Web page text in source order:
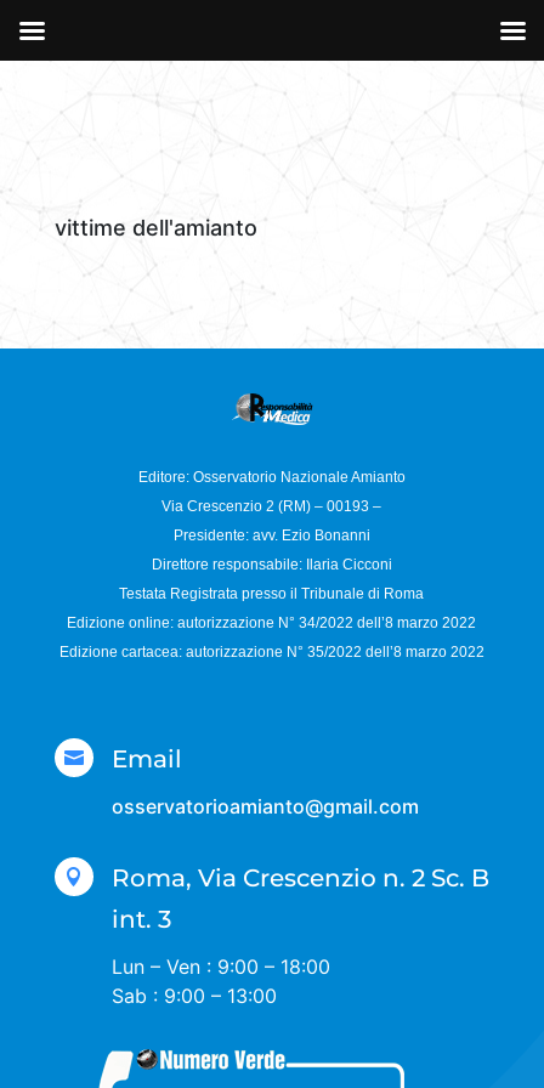
vittime dell'amianto
Editore: Osservatorio Nazionale Amianto
Via Crescenzio 2 (RM) – 00193 –
Presidente: avv. Ezio Bonanni
Direttore responsabile:
Ilaria Cicconi
Testata Registrata presso il Tribunale di Roma
Edizione online: autorizzazione N°34/2022 dell’8 marzo 2022
Edizione cartacea: autorizzazione N° 35/2022 dell’8 marzo 2022
 Email
osservatorioamianto@gmail.com

Roma, Via Crescenzio n. 2 Sc. B
int. 3
Lun – Ven : 9:00 – 18:00
Sab : 9:00 – 13:00